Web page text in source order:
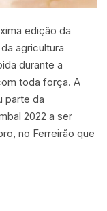
edição da
agricultura
durante a
toda força. A
parte da
2022 a ser
no Ferreirão que